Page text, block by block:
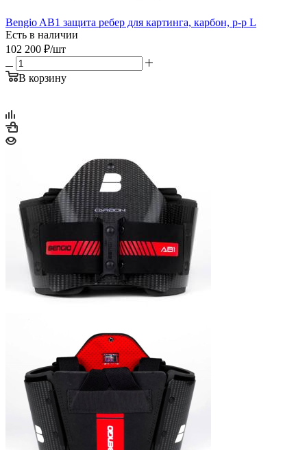
Bengio AB1 защита ребер для картинга, карбон, р-р L
Есть в наличии
102 200 ₽/шт
В корзину